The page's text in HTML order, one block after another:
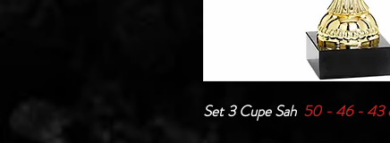
Set 3 Cupe Sah 50 - 46 - 43